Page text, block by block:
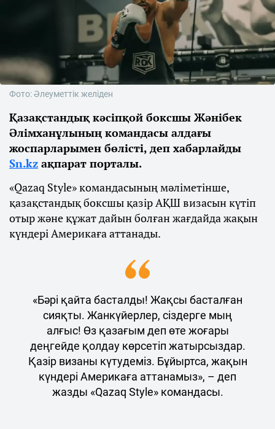
Фото: Әлеуметтік желіден
Қазақстандық кәсіпқой боксшы Жәнібек
Әлімханұлының командасы алдағы
жоспарларымен бөлісті, деп хабарлайды
Sn.kz ақпарат порталы.
«Qazaq Style» командасының мәліметінше,
қазақстандық боксшы қазір АҚШ визасын күтіп
отыр және құжат дайын болған жағдайда жақын
күндері Америкаға аттанады.
«Бәрі қайта басталды! Жақсы басталған
сияқты. Жанкүйерлер, сіздерге мың
алғыс! Өз қазағым деп өте жоғары
деңгейде қолдау көрсетіп жатырсыздар.
Қазір визаны күтудеміз. Бұйыртса, жақын
күндері Америкаға аттанамыз», – деп
жазды «Qazaq Style» командасы.